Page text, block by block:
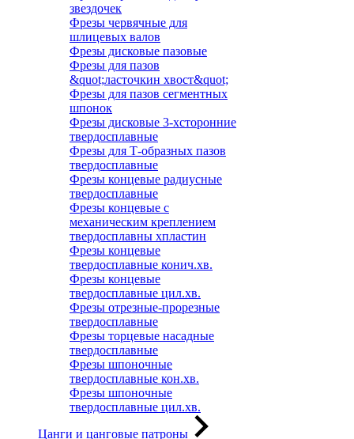
звездочек
Фрезы червячные для
шлицевых валов
Фрезы дисковые пазовые
Фрезы для пазов
&quot;ласточкин хвост&quot;
Фрезы для пазов сегментных
шпонок
Фрезы дисковые 3-хсторонние
твердосплавные
Фрезы для Т-образных пазов
твердосплавные
Фрезы концевые радиусные
твердосплавные
Фрезы концевые с
механическим креплением
твердосплавны хпластин
Фрезы концевые
твердосплавные конич.хв.
Фрезы концевые
твердосплавные цил.хв.
Фрезы отрезные-прорезные
твердосплавные
Фрезы торцевые насадные
твердосплавные
Фрезы шпоночные
твердосплавные кон.хв.
Фрезы шпоночные
твердосплавные цил.хв.
Цанги и цанговые патроны